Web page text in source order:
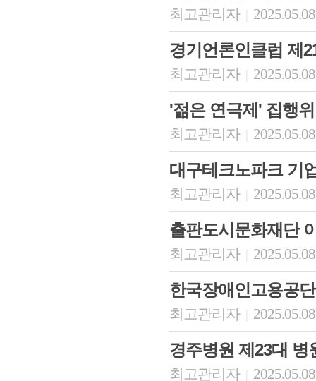
최고관리자
경기언론인클럽 제
최고관리자
'젊은 연극제' 집행
최고관리자
대구테크노파크 기
최고관리자
출판도시문화재단
최고관리자
한국장애인고용공
최고관리자
경주병원 제23대 병
최고관리자